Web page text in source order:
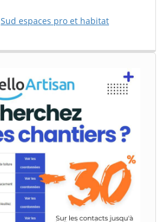
Sud espaces pro et habitat